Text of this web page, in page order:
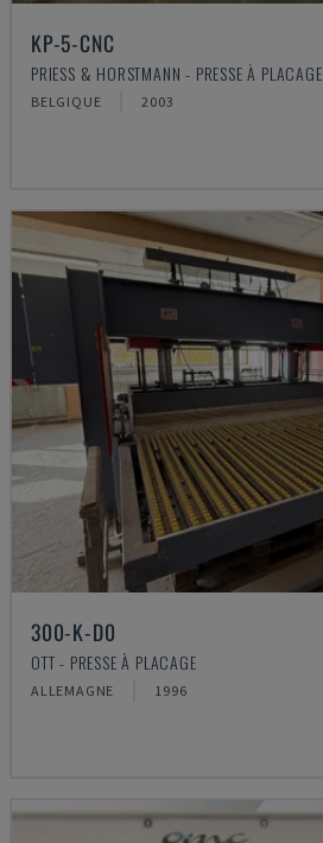
KP-5-CNC
PRIESS & HORSTMANN - PRESSE À PLACAGE
BELGIQUE 2003
300-K-D0
OTT - PRESSE À PLACAGE
ALLEMAGNE 1996